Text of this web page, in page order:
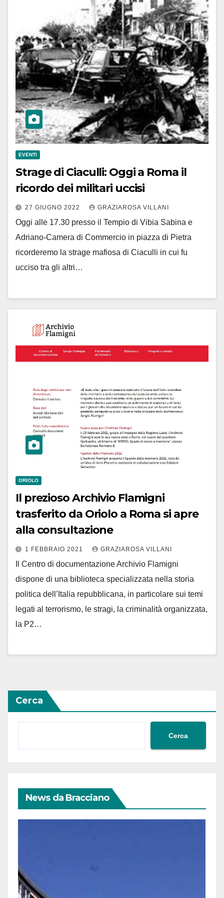
EVENTI
Strage di Ciaculli: Oggi a Roma il
ricordo dei militari uccisi
27 GIUGNO 2022 GRAZIAROSA VILLANI
Oggi alle 17.30 presso il Tempio di Vibia Sabina e
Adriano-Camera di Commercio in piazza di Pietra
ricorderemo la strage mafiosa di Ciaculli in cui fu
ucciso tra gli altri…
ORIOLO
Il prezioso Archivio Flamigni
trasferito da Oriolo a Roma si apre
alla consultazione
1 FEBBRAIO 2021 GRAZIAROSA VILLANI
Il Centro di documentazione Archivio Flamigni
dispone di una biblioteca specializzata nella storia
politica dell’Italia repubblicana, in particolare sui temi
legati al terrorismo, le stragi, la criminalità organizzata,
la P2…
Cerca
Cerca
News da Bracciano